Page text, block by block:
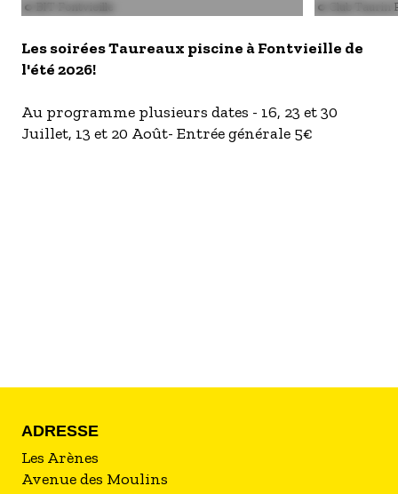
Image
© BIT Fontvieille Image
© Club Taurin
Les soirées Taureaux piscine à Fontvieille de
l'été 2026!
Au programme plusieurs dates - 16, 23 et 30
Juillet, 13 et 20 Août- Entrée générale 5€
ADRESSE
Les Arènes
Avenue des Moulins